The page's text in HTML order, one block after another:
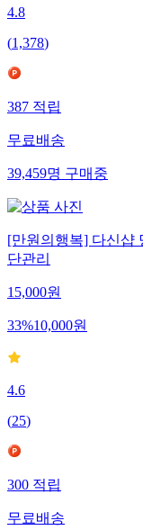
4.8
(1,378)
387적립
무료배송
39,459명구매중
[만원의행복] 다신샵
단관리
15,000원
33%10,000원
4.6
(25)
300적립
무료배송